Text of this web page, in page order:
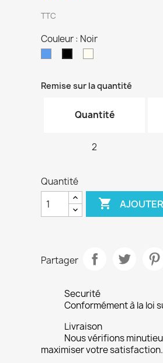
TTC
Couleur : Noir
Remise sur la quantité
Quantité
2
Quantité

Partager
Securité
Conformément à la loi
Livraison
Nous vérifions
maximiser votre satisfaction.